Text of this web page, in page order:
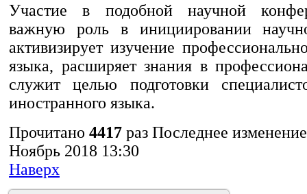
Участие в подобной научной
важную роль в инициировании
активизирует изучение
языка, расширяет знания в
служит целью подготовки
иностранного языка.
Прочитано 4417 раз Последнее
Ноябрь 2018 13:30
Наверх